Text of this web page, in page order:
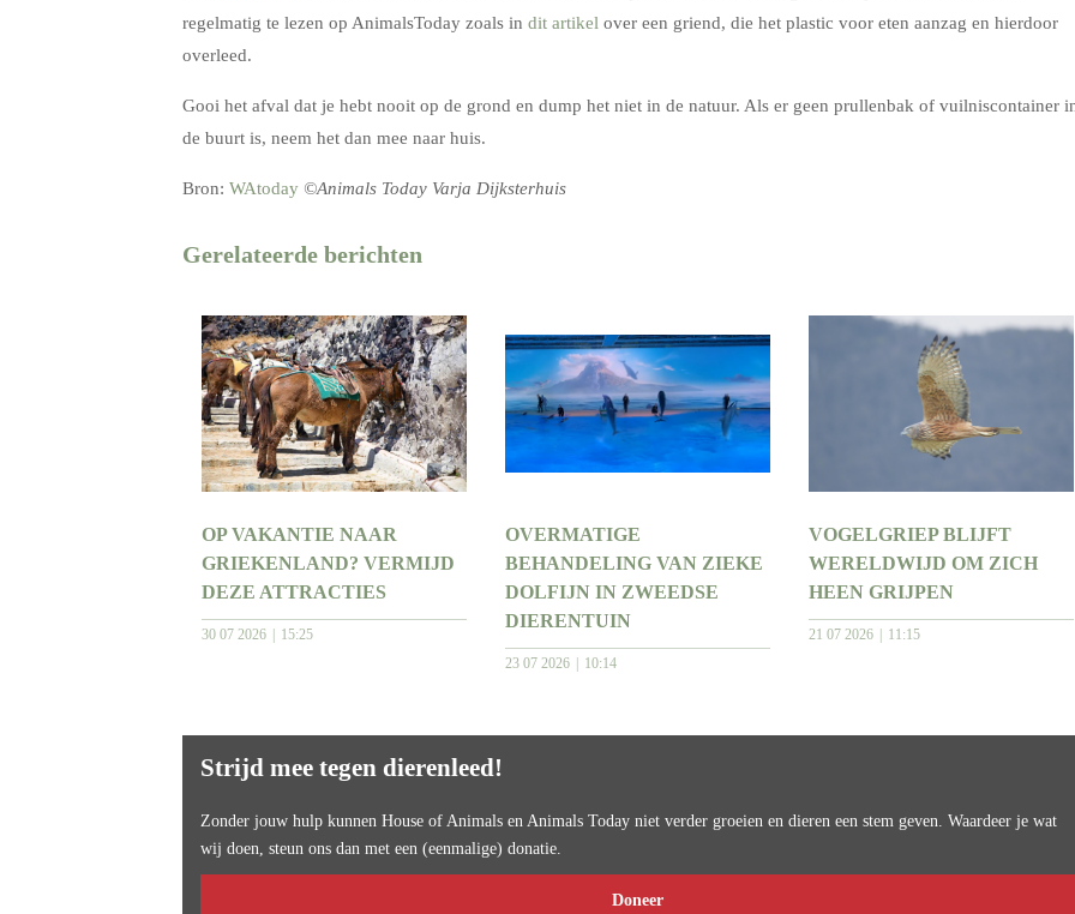
regelmatig te lezen op AnimalsToday zoals in dit artikel over een griend, die het plastic voor eten aanzag en hierdoor
overleed.
Gooi het afval dat je hebt nooit op de grond en dump het niet in de natuur. Als er geen prullenbak of vuilniscontainer
de buurt is, neem het dan mee naar huis.
Bron: WAtoday ©Animals Today Varja Dijksterhuis
Gerelateerde berichten
OP VAKANTIE NAAR
GRIEKENLAND? VERMIJD
DEZE ATTRACTIES
30 07 2026 15:25
OVERMATIGE
BEHANDELING VAN ZIEKE
DOLFIJN IN ZWEEDSE
DIERENTUIN
23 07 2026 10:14
VOGELGRIEP BLIJFT
WERELDWIJD OM ZICH
HEEN GRIJPEN
21 07 2026 11:15
Strijd mee tegen dierenleed!
Zonder jouw hulp kunnen House of Animals en Animals Today niet verder groeien en dieren een stem geven. Waardeer je wat
wij doen, steun ons dan met een (eenmalige) donatie.
Doneer